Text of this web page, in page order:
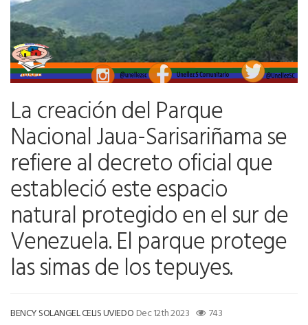
La creación del Parque
Nacional Jaua-Sarisariñama se
refiere al decreto oficial que
estableció este espacio
natural protegido en el sur de
Venezuela. El parque protege
las simas de los tepuyes.
BENCY SOLANGEL CELIS UVIEDO Dec 12th 2023 743